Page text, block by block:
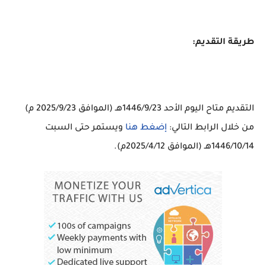
طريقة التقديم:
التقديم متاح اليوم الأحد 1446/9/23هـ (الموافق 2025/9/23 م)
من خلال الرابط التالي: إضغط هنا ويستمر حتى السبت
1446/10/14هـ (الموافق 2025/4/12م).